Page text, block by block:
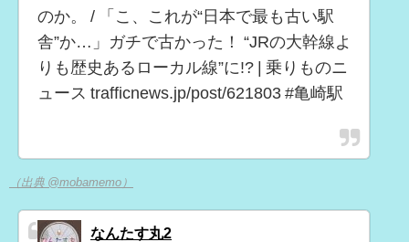
のか。 / 「こ、これが“日本で最も古い駅
舎”か…」ガチで古かった！ “JRの大幹線よ
りも歴史あるローカル線”に!? | 乗りものニ
ュース trafficnews.jp/post/621803 #亀崎駅
（出典 @mobamemo）
なんたす丸2